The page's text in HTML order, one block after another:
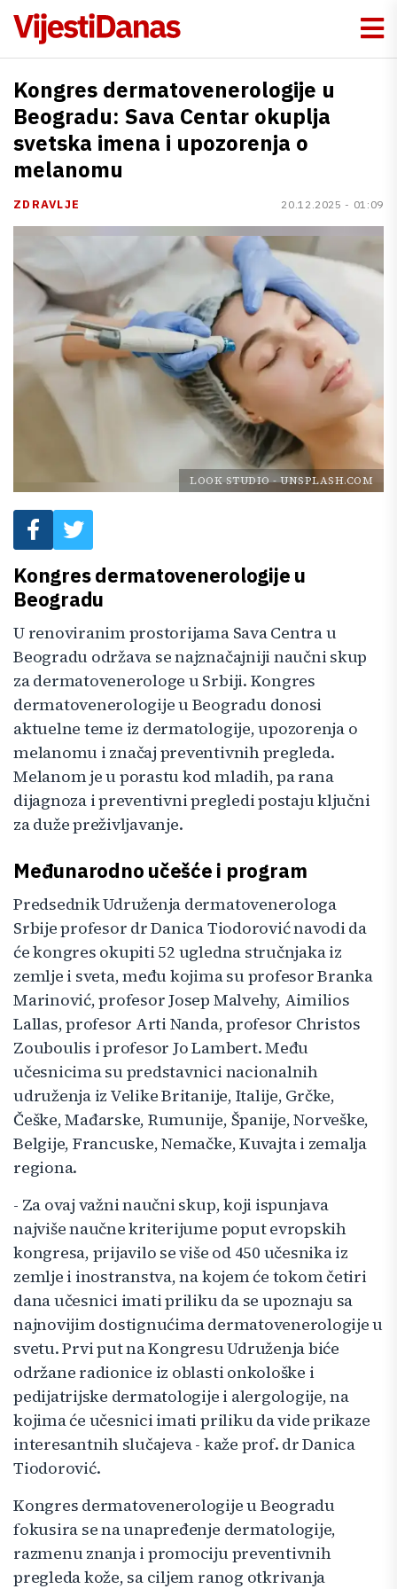
Kongres dermatovenerologije u
Beogradu: Sava Centar okuplja
svetska imena i upozorenja o
melanomu
ZDRAVLJE 20.12.2025 - 01:09
LOOK STUDIO-UNSPLASH.COM
Kongres dermatovenerologije u
Beogradu
U renoviranim prostorijama Sava Centra u
Beogradu održava se najznačajniji naučni skup
za dermatovenerologe u Srbiji. Kongres
dermatovenerologije u Beogradu donosi
aktuelne teme iz dermatologije, upozorenja o
melanomu i značaj preventivnih pregleda.
Melanom je u porastu kod mladih, pa rana
dijagnoza i preventivni pregledi postaju ključni
za duže preživljavanje.
Međunarodno učešće i program
Predsednik Udruženja dermatovenerologa
Srbije profesor dr Danica Tiodorović navodi da
će kongres okupiti 52 ugledna stručnjaka iz
zemlje i sveta, među kojima su profesor Branka
Marinović, profesor Josep Malvehy, Aimilios
Lallas, profesor Arti Nanda, profesor Christos
Zouboulis i profesor Jo Lambert. Među
učesnicima su predstavnici nacionalnih
udruženja iz Velike Britanije, Italije, Grčke,
Češke, Mađarske, Rumunije, Španije, Norveške,
Belgije, Francuske, Nemačke, Kuvajta i zemalja
regiona.
- Za ovaj važni naučni skup, koji ispunjava
najviše naučne kriterijume poput evropskih
kongresa, prijavilo se više od 450 učesnika iz
zemlje i inostranstva, na kojem će tokom četiri
dana učesnici imati priliku da se upoznaju sa
najnovijim dostignućima dermatovenerologije u
svetu. Prvi put na Kongresu Udruženja biće
održane radionice iz oblasti onkološke i
pedijatrijske dermatologije i alergologije, na
kojima će učesnici imati priliku da vide prikaze
interesantnih slučajeva - kaže prof. dr Danica
Tiodorović.
Kongres dermatovenerologije u Beogradu
fokusira se na unapređenje dermatologije,
razmenu znanja i promociju preventivnih
pregleda kože, sa ciljem ranog otkrivanja